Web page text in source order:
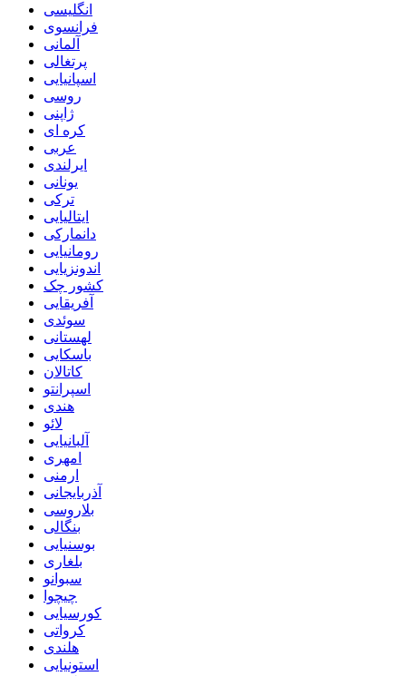
انگلیسی
فرانسوی
آلمانی
پرتغالی
اسپانیایی
روسی
ژاپنی
کره ای
عربی
ایرلندی
یونانی
ترکی
ایتالیایی
دانمارکی
رومانیایی
اندونزیایی
کشور چک
آفریقایی
سوئدی
لهستانی
باسکایی
کاتالان
اسپرانتو
هندی
لائو
آلبانیایی
امهری
ارمنی
آذربایجانی
بلاروسی
بنگالی
بوسنیایی
بلغاری
سبوانو
چیچوا
کورسیایی
کرواتی
هلندی
استونیایی